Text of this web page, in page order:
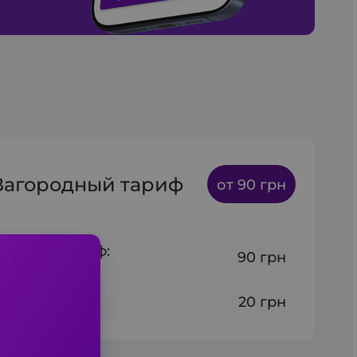
тариф от 90 грн
тариф: 90 грн
20 грн